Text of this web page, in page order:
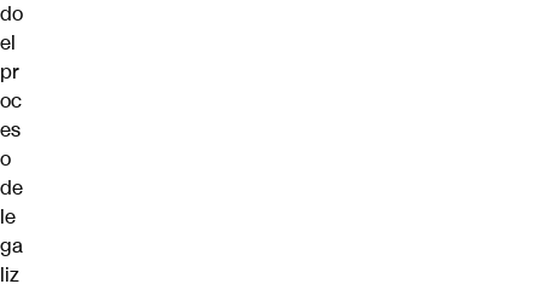
do
el
pr
oc
es
o
de
le
ga
liz